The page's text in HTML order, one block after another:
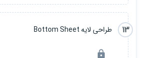
13 طراحی لایه Bottom Sheet